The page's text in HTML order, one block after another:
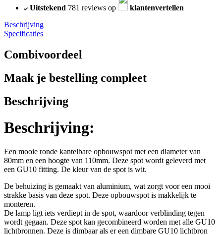
Uitstekend 781 reviews op
klantenvertellen
Beschrijving
Specificaties
Combivoordeel
Maak je bestelling compleet
Beschrijving
Beschrijving:
Een mooie ronde kantelbare opbouwspot met een diameter van
80mm en een hoogte van 110mm. Deze spot wordt geleverd met
een GU10 fitting. De kleur van de spot is wit.
De behuizing is gemaakt van aluminium, wat zorgt voor een mooi
strakke basis van deze spot. Deze opbouwspot is makkelijk te
monteren.
De lamp ligt iets verdiept in de spot, waardoor verblinding tegen
wordt gegaan. Deze spot kan gecombineerd worden met alle GU10
lichtbronnen. Deze is dimbaar als er een dimbare GU10 lichtbron